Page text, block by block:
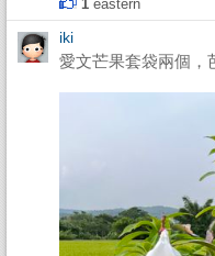
1 eastern
iki
愛文芒果套袋兩個，